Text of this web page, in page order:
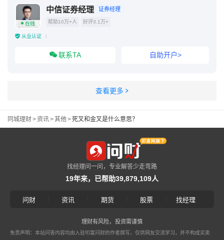
在线
中信证券经理 证券经理
帮助10万+人 好评3.1万+
从业认证
联系TA 自助开户>
查看更多
同城理财>资讯>其他>死叉和金叉是什么意思？
找经理问一问，专业解答少走弯路
19年来，已帮助39,879,109人
问财 资讯 期货 股票 找经理
理财有风险，投资需谨慎
免责声明：本站问答内容均由入驻叩富问财的作者撰写，仅供网友交流学习，并不构成买卖